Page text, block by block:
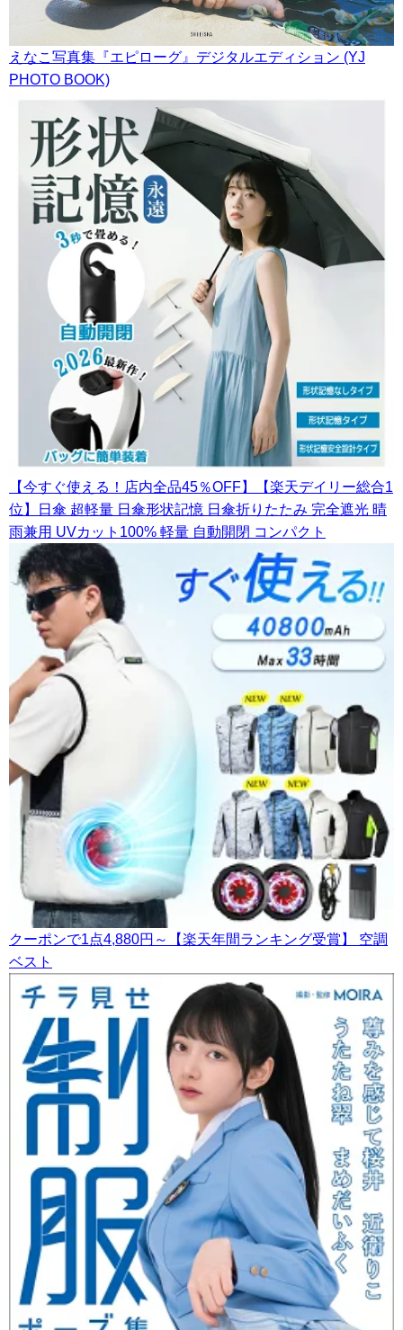
えなこ写真集『エピローグ』デジタルエディション (YJ
PHOTO BOOK)
【今すぐ使える！店内全品45％OFF】【楽天デイリー総合1
位】日傘 超軽量 日傘形状記憶 日傘折りたたみ 完全遮光 晴
雨兼用 UVカット100% 軽量 自動開閉 コンパクト
クーポンで1点4,880円～【楽天年間ランキング受賞】 空調
ベスト